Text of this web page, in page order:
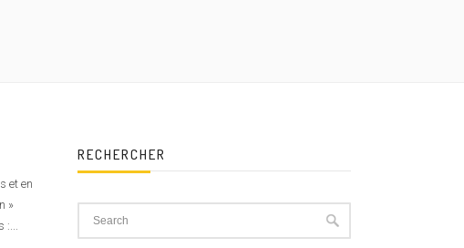
et en
»
RECHERCHER